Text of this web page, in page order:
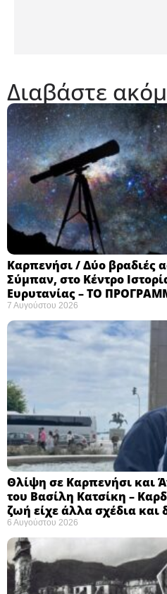
Διαβάστε
Καρπενήσι / Δύο βραδιές
Σύμπαν, στο Κέντρο
Ευρυτανίας – ΤΟ
7 Αυγούστου 2026
Θλίψη σε Καρπενήσι και
του Βασίλη Κατσίκη –
ζωή είχε άλλα σχέδια και
6 Αυγούστου 2026